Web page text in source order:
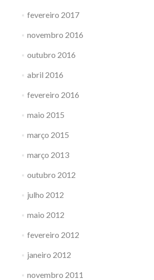
fevereiro 2017
novembro 2016
outubro 2016
abril 2016
fevereiro 2016
maio 2015
março 2015
março 2013
outubro 2012
julho 2012
maio 2012
fevereiro 2012
janeiro 2012
novembro 2011